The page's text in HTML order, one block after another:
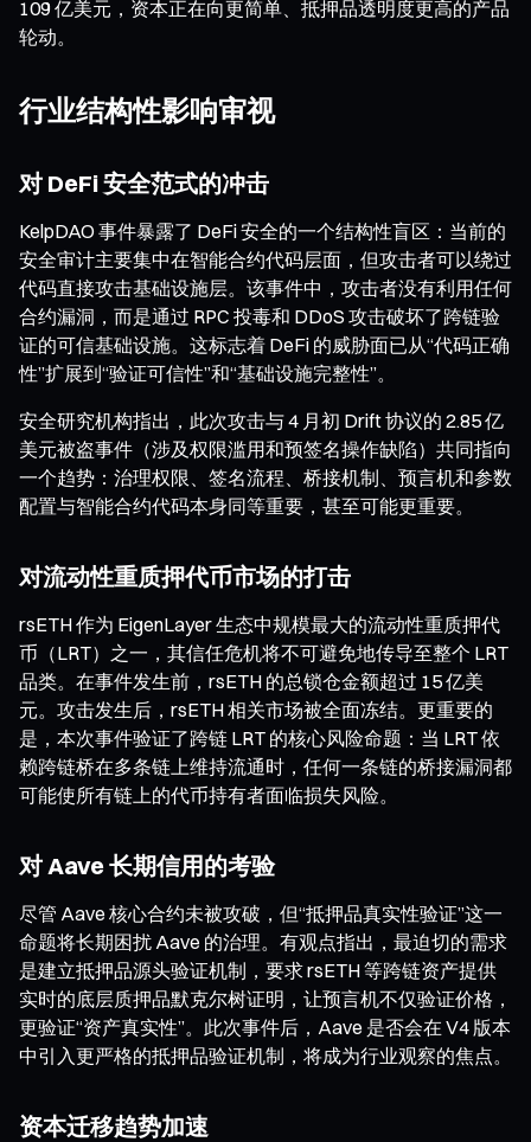
109 亿美元，资本正在向更简单、抵押品透明度更高的产品
轮动。
行业结构性影响审视
对 DeFi 安全范式的冲击
KelpDAO 事件暴露了 DeFi 安全的一个结构性盲区：当前的
安全审计主要集中在智能合约代码层面，但攻击者可以绕过
代码直接攻击基础设施层。该事件中，攻击者没有利用任何
合约漏洞，而是通过 RPC 投毒和 DDoS 攻击破坏了跨链验
证的可信基础设施。这标志着 DeFi 的威胁面已从“代码正确
性”扩展到“验证可信性”和“基础设施完整性”。
安全研究机构指出，此次攻击与 4 月初 Drift 协议的 2.85 亿
美元被盗事件（涉及权限滥用和预签名操作缺陷）共同指向
一个趋势：治理权限、签名流程、桥接机制、预言机和参数
配置与智能合约代码本身同等重要，甚至可能更重要。
对流动性重质押代币市场的打击
rsETH 作为 EigenLayer 生态中规模最大的流动性重质押代
币（LRT）之一，其信任危机将不可避免地传导至整个 LRT
品类。在事件发生前，rsETH 的总锁仓金额超过 15 亿美
元。攻击发生后，rsETH 相关市场被全面冻结。更重要的
是，本次事件验证了跨链 LRT 的核心风险命题：当 LRT 依
赖跨链桥在多条链上维持流通时，任何一条链的桥接漏洞都
可能使所有链上的代币持有者面临损失风险。
对 Aave 长期信用的考验
尽管 Aave 核心合约未被攻破，但“抵押品真实性验证”这一
命题将长期困扰 Aave 的治理。有观点指出，最迫切的需求
是建立抵押品源头验证机制，要求 rsETH 等跨链资产提供
实时的底层质押品默克尔树证明，让预言机不仅验证价格，
更验证“资产真实性”。此次事件后，Aave 是否会在 V4 版本
中引入更严格的抵押品验证机制，将成为行业观察的焦点。
资本迁移趋势加速